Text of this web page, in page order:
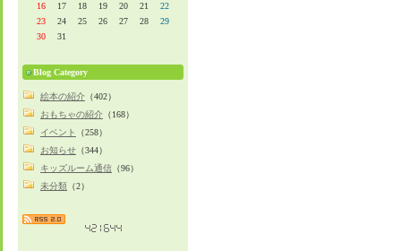
16
17 18 19 20 21
22
23
24 25 26 27 28
29
30
31
Blog Category
絵本の紹介 （402）
おもちゃの紹介 （168）
イベント
（258）
お知らせ （344）
キッズルーム通信 （96）
未分類 （2）